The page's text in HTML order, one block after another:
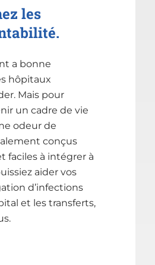
les
a bonne
hôpitaux
Mais pour
un cadre de vie
odeur de
conçus
faciles à intégrer à
aider vos
d’infections
et les transferts,